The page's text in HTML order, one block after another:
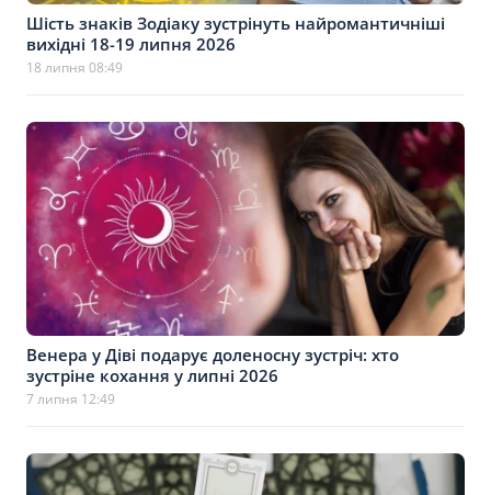
Шість знаків Зодіаку зустрінуть найромантичніші
вихідні 18-19 липня 2026
18 липня 08:49
Венера у Діві подарує доленосну зустріч: хто
зустріне кохання у липні 2026
7 липня 12:49